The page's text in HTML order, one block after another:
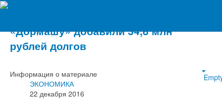
«Дормашу» добавили 34,8 млн
рублей долгов
Информация о материале
ЭКОНОМИКА
22 декабря 2016